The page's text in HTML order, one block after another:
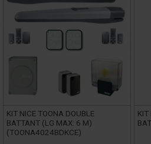
KIT NICE TOONA DOUBLE
BATTANT (LG MAX: 6 M)
(TOONA4024BDKCE)
KIT